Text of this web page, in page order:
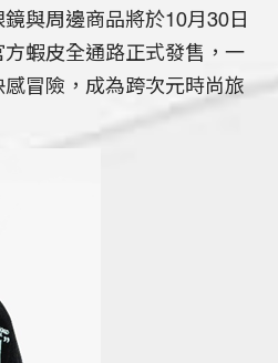
與周邊商品將於10月30日
蝦皮全通路正式發售，一
冒險，成為跨次元時尚旅